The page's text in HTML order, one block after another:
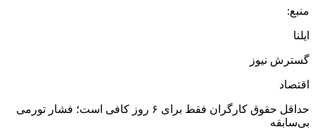
منبع:
ایلنا
گسترش نیوز
اقتصاد
حداقل حقوق کارگران فقط برای ۶ روز کافی است؛ فشار تورمی
بی‌سابقه